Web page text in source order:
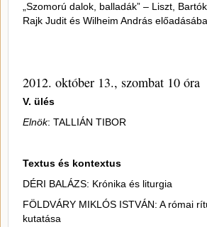
„Szomorú dalok, balladák” – Liszt,
Rajk Judit és Wilheim András
2012. október 13., szombat 10 óra
V. ülés
Elnök: TALLIÁN TIBOR
Textus és kontextus
DÉRI BALÁZS: Krónika és liturgia
FÖLDVÁRY MIKLÓS ISTVÁN: A római
kutatása